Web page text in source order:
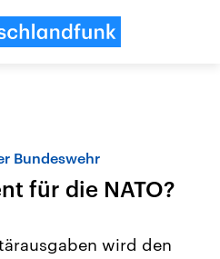
Bundeswehr
für die NATO?
wird den